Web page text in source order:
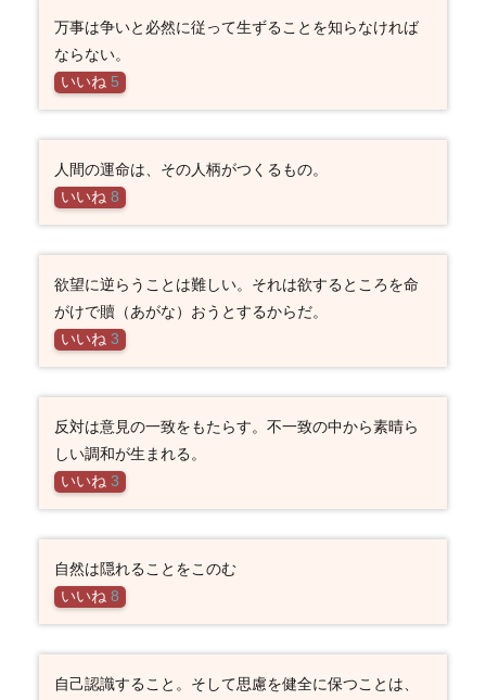
万事は争いと必然に従って生ずることを知らなければ
ならない。
いいね 5
人間の運命は、その人柄がつくるもの。
いいね 8
欲望に逆らうことは難しい。それは欲するところを命
がけで贖（あがな）おうとするからだ。
いいね 3
反対は意見の一致をもたらす。不一致の中から素晴ら
しい調和が生まれる。
いいね 3
自然は隠れることをこのむ
いいね 8
自己認識すること。そして思慮を健全に保つことは、